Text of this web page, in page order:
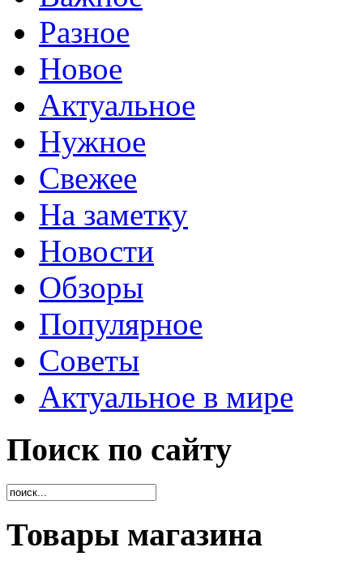
Разное
Новое
Актуальное
Нужное
Свежее
На заметку
Новости
Обзоры
Популярное
Советы
Актуальное в мире
Поиск по сайту
Товары магазина